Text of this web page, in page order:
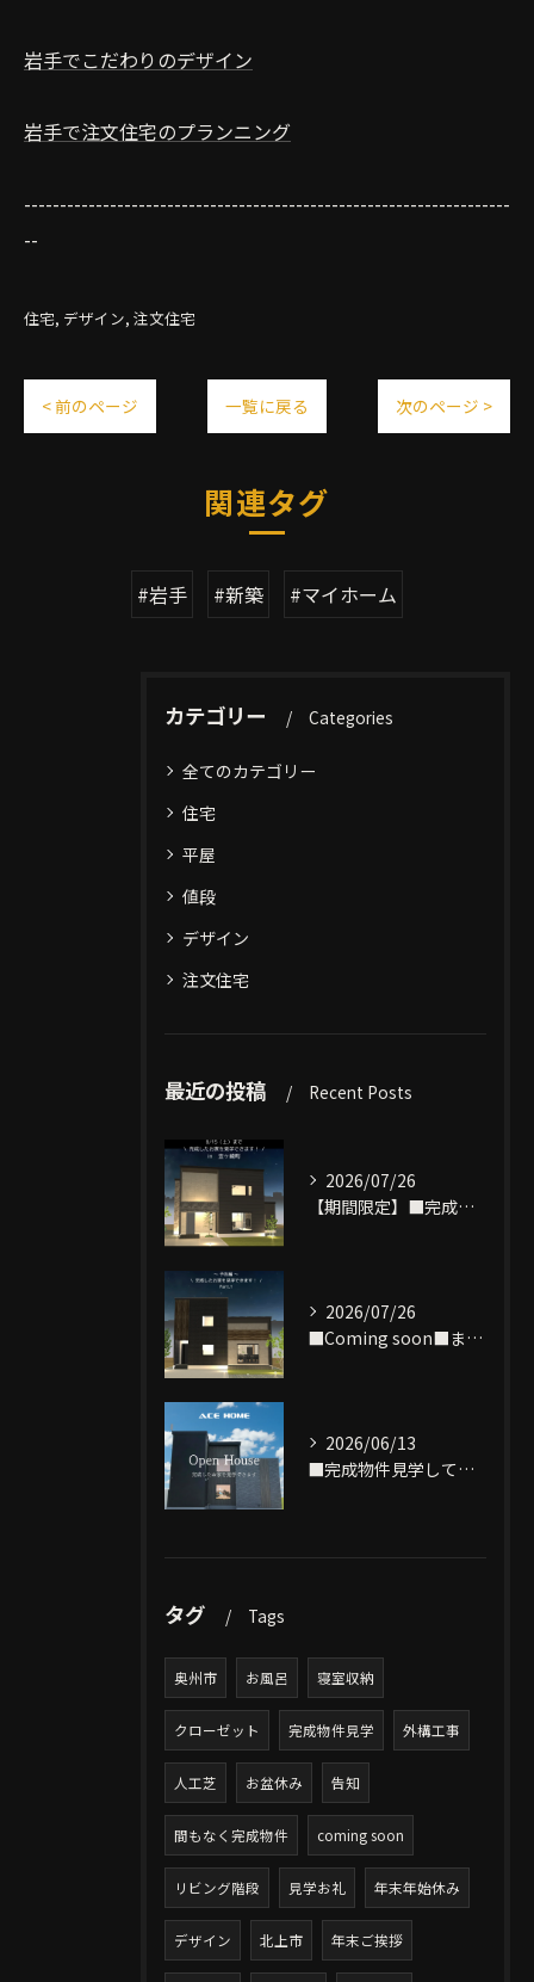
岩手でこだわりのデザイン
岩手で注文住宅のプランニング
--------------------------------------------------------------------
--
住宅 デザイン 注文住宅
< 前のページ 一覧に戻る 次のページ >
関連タグ
#岩手 #新築 #マイホーム
カテゴリー Categories
全てのカテゴリー
住宅
平屋
値段
デザイン
注文住宅
最近の投稿 Recent Posts
2026/07/26
【期間限定】■完成物件見学できます■
2026/07/26
■Coming soon■まもなく完成致します‼
2026/06/13
■完成物件見学してみませんか？■
タグ Tags
奥州市 お風呂 寝室収納
クローゼット 完成物件見学 外構工事
人工芝 お盆休み 告知
間もなく完成物件 coming soon
リビング階段 見学お礼 年末年始休み
デザイン 北上市 年末ご挨拶